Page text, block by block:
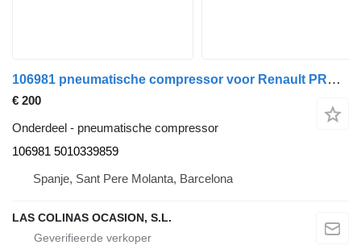
106981 pneumatische compressor voor Renault PREMIUM 420 vrachtwagen
€ 200
Onderdeel - pneumatische compressor
106981 5010339859
Spanje, Sant Pere Molanta, Barcelona
LAS COLINAS OCASION, S.L.